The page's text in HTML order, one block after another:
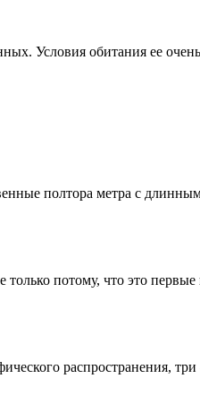
Условия обитания ее
полтора метра с
потому, что это
распространения,